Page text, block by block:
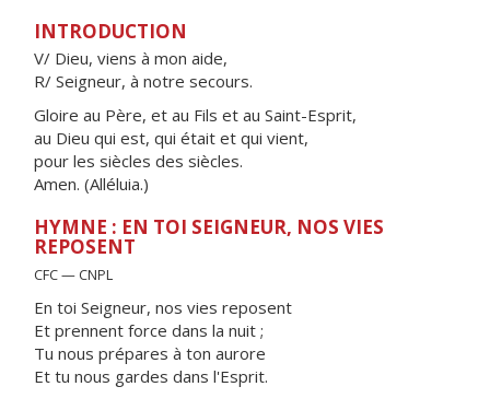
INTRODUCTION
V/ Dieu, viens à mon aide,
R/ Seigneur, à notre secours.
Gloire au Père, et au Fils et au Saint-Esprit,
au Dieu qui est, qui était et qui vient,
pour les siècles des siècles.
Amen. (Alléluia.)
HYMNE : EN TOI SEIGNEUR, NOS VIES
REPOSENT
CFC — CNPL
En toi Seigneur, nos vies reposent
Et prennent force dans la nuit ;
Tu nous prépares à ton aurore
Et tu nous gardes dans l'Esprit.